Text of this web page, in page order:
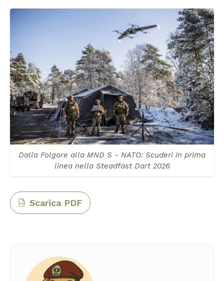
Dalla Folgore alla MND S - NATO: Scuderi in prima
linea nella Steadfast Dart 2026
PDF Scarica PDF